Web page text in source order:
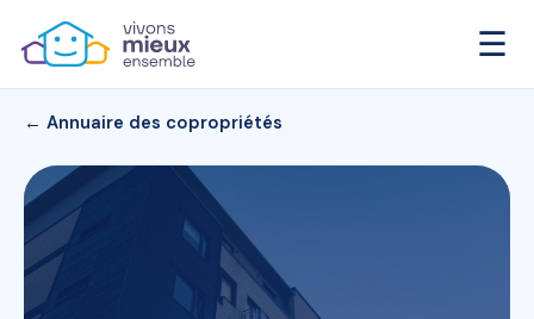
☰
← Annuaire des copropriétés